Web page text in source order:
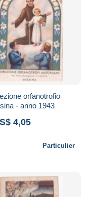
orfanotrofio
- anno 1943
4,05
Particulier